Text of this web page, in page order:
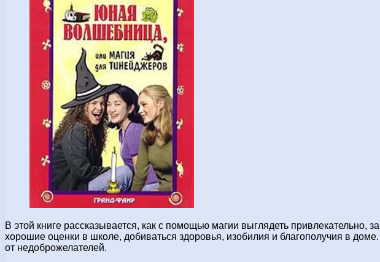
В этой книге рассказывается, как с помощью магии выглядеть привлекательно,
хорошие оценки в школе, добиваться здоровья, изобилия и благополучия в
от недоброжелателей.